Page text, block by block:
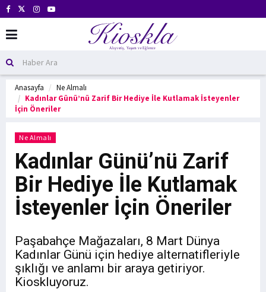
Anasayfa
Ne Almalı
Kadınlar Günü’nü Zarif Bir Hediye İle Kutlamak İsteyenler
İçin Öneriler
Ne Almalı
Kadınlar Günü’nü Zarif
Bir Hediye İle Kutlamak
İsteyenler İçin Öneriler
Paşabahçe Mağazaları, 8 Mart Dünya
Kadınlar Günü için hediye alternatifleriyle
şıklığı ve anlamı bir araya getiriyor.
Kioskluyoruz.